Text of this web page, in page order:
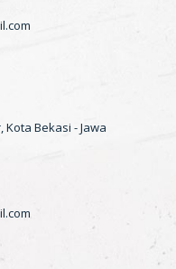
Kota Bekasi - Jawa